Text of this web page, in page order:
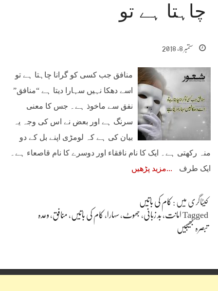
چاہتا ہے تو
ستمبر 8, 2018
منافق جب کسی کو گرانا چاہتا ہے تو
اسے دھکا نہیں سہارا دیتا ہے “منافق”
نفق سے ماخوذ ہے۔ جس کا معنی
سرنگ ہے اور بعض نے اس کی وجہ یہ
بیان کی ہے کہ لومڑی اپنے بل کے دو
منہ رکھتی ہے۔ ایک کا نام نافقاء اور دوسرے کا نام قاصعاء ہے۔
ایک طرف
مزید پڑھیں
کیٹاگری میں : کام کی باتیں
Taggedامانت، بد زبانی، جھوٹ،سہارا، کام کی باتیں ، منافق، وعدہ
تبصرہ بھیجیں